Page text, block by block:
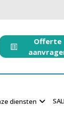
Offerte
diensten